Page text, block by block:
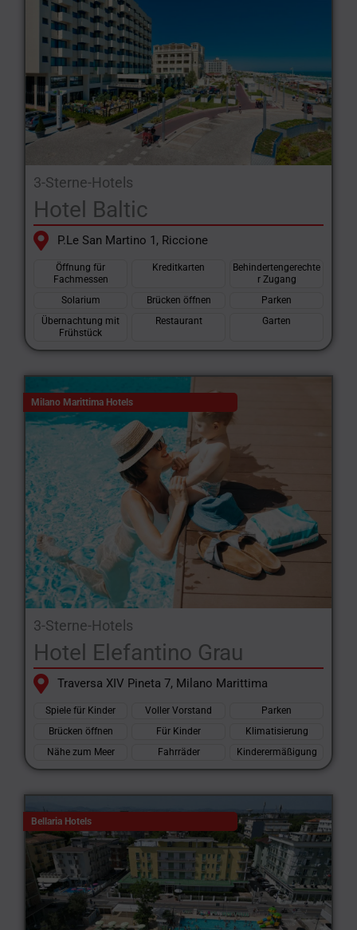
3-Sterne-Hotels
Hotel Baltic
P.Le San Martino 1, Riccione
Öffnung für
Fachmessen
Kreditkarten
Behindertengerechte
r Zugang
Solarium
Brücken öffnen
Parken
Übernachtung mit
Frühstück
Restaurant Garten
Milano Marittima Hotels
3-Sterne-Hotels
Hotel Elefantino Grau
Traversa XIV Pineta 7, Milano Marittima
Spiele für Kinder Voller Vorstand
Parken
Brücken öffnen
Für Kinder
Klimatisierung
Nähe zum Meer
Fahrräder Kinderermäßigung
Bellaria Hotels